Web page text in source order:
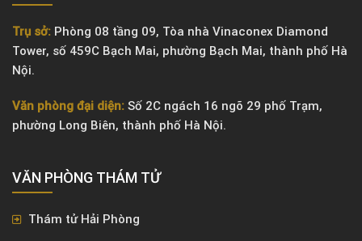
CÔNG TY TNHH CUNG CẤP THÔNG TIN VIỆT NAM
Trụ sở:Phòng 08 tầng 09, Tòa nhà Vinaconex Diamond
Tower, số 459C Bạch Mai, phường Bạch Mai, thành phố Hà
Văn phòng đại diện:Số 2C ngách 16 ngõ 29 phố Trạm,
phường Long Biên, thành phố Hà Nội.